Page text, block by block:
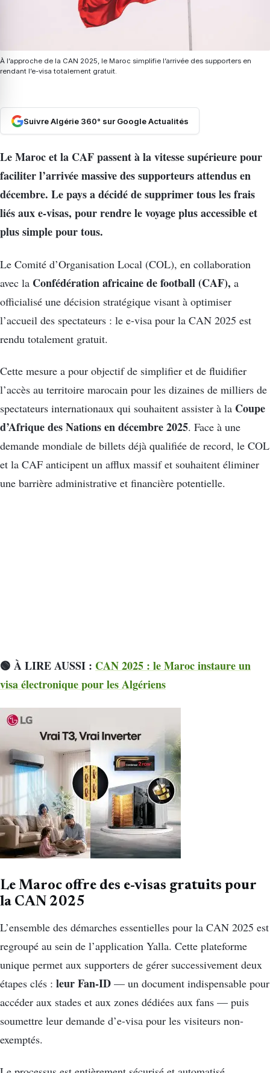
À l’approche de la CAN 2025, le Maroc simplifie l’arrivée des supporters en
rendant l’e-visa totalement gratuit.
Suivre Algérie 360° sur Google Actualités
Le Maroc et la CAF passent à la vitesse supérieure pour
faciliter l’arrivée massive des supporteurs attendus en
décembre. Le pays a décidé de supprimer tous les frais
liés aux e-visas, pour rendre le voyage plus accessible et
plus simple pour tous.
Le Comité d’Organisation Local (COL), en collaboration
avec la Confédération africaine de football (CAF), a
officialisé une décision stratégique visant à optimiser
l’accueil des spectateurs : le e-visa pour la CAN 2025 est
rendu totalement gratuit.
Cette mesure a pour objectif de simplifier et de fluidifier
l’accès au territoire marocain pour les dizaines de milliers de
spectateurs internationaux qui souhaitent assister à la Coupe
d’Afrique des Nations en décembre 2025. Face à une
demande mondiale de billets déjà qualifiée de record, le COL
et la CAF anticipent un afflux massif et souhaitent éliminer
une barrière administrative et financière potentielle.
🟢 À LIRE AUSSI : CAN 2025 : le Maroc instaure un
visa électronique pour les Algériens
Le Maroc offre des e-visas gratuits pour
la CAN 2025
L’ensemble des démarches essentielles pour la CAN 2025 est
regroupé au sein de l’application Yalla. Cette plateforme
unique permet aux supporters de gérer successivement deux
étapes clés : leur Fan-ID — un document indispensable pour
accéder aux stades et aux zones dédiées aux fans — puis
soumettre leur demande d’e-visa pour les visiteurs non-
exemptés.